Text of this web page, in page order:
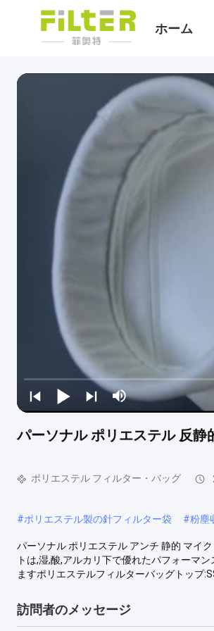
ホーム
パーソナル ポリエステル 反
ポリエステル フィルター・バッグ
#ポリエステル製の針フィルター袋 #粉塵
パーソナル ポリエステル アンチ 静的 マイ
トは,湿,酸,アルカリ下で優れたパフォーマ
ますポリエステルフィルターバッグトップ
訪問者のメッセージ